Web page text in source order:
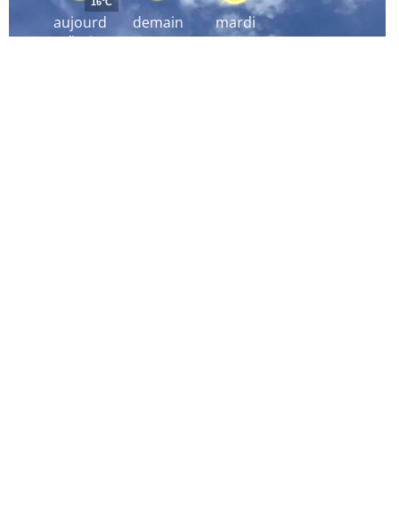
aujourd
´hui
demain mardi